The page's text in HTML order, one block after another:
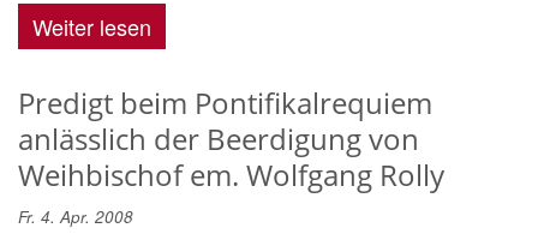
Weiter lesen
Predigt beim Pontifikalrequiem
anlässlich der Beerdigung von
Weihbischof em. Wolfgang Rolly
Fr. 4. Apr. 2008